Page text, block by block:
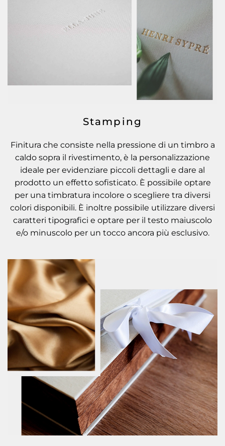
Stamping
Finitura che consiste nella pressione di un timbro a
caldo sopra il rivestimento, è la personalizzazione
ideale per evidenziare piccoli dettagli e dare al
prodotto un effetto sofisticato. È possibile optare
per una timbratura incolore o scegliere tra diversi
colori disponibili. È inoltre possibile utilizzare diversi
caratteri tipografici e optare per il testo maiuscolo
e/o minuscolo per un tocco ancora più esclusivo.